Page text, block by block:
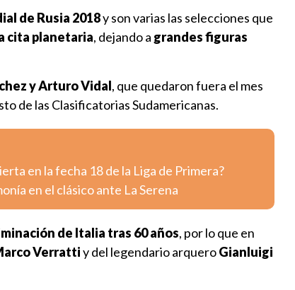
de Rusia 2018y son varias las selecciones que
cita planetaria, dejando a grandes figuras
y Arturo Vidal, que quedaron fuera el mes
de las Clasificatorias Sudamericanas.
en la fecha 18 de la Liga de Primera?
en el clásico ante La Serena
de Italia tras 60 años, por lo que en
Verrattiy del legendario arqueroGianluigi